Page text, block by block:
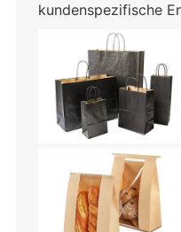
kundenspezifische